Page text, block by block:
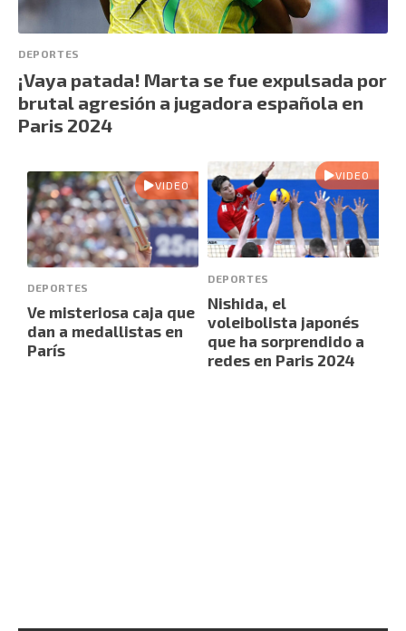
DEPORTES
¡Vaya patada! Marta se fue expulsada por
brutal agresión a jugadora española en
Paris 2024
VIDEO
DEPORTES
Ve misteriosa caja que
dan a medallistas en
París
VIDEO
DEPORTES
Nishida, el
voleibolista japonés
que ha sorprendido a
redes en Paris 2024